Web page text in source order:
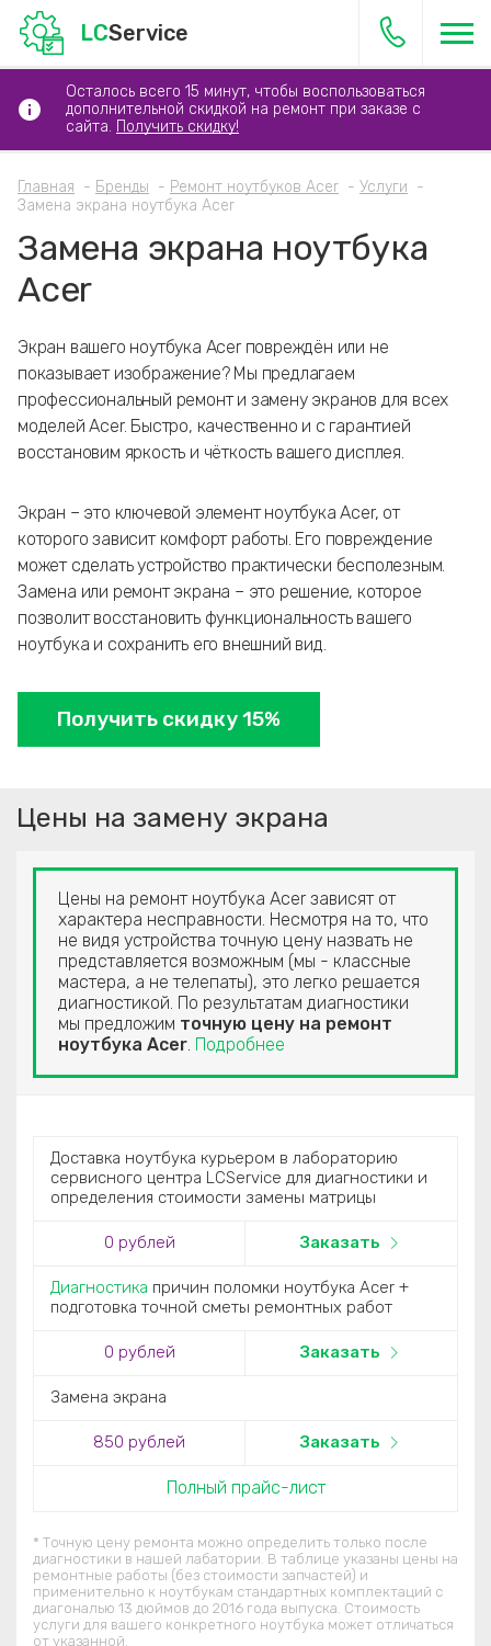
LCService
Осталось всего 15 минут, чтобы воспользоваться
дополнительной скидкой на ремонт при заказе с
сайта. Получить скидку!
Главная Бренды Ремонт ноутбуков Acer
Услуги
Замена экрана ноутбука Acer
Замена экрана ноутбука
Acer
Экран вашего ноутбука Acer повреждён или не
показывает изображение? Мы предлагаем
профессиональный ремонт и замену экранов для всех
моделей Acer. Быстро, качественно и с гарантией
восстановим яркость и чёткость вашего дисплея.
Экран – это ключевой элемент ноутбука Acer, от
которого зависит комфорт работы. Его повреждение
может сделать устройство практически бесполезным.
Замена или ремонт экрана – это решение, которое
позволит восстановить функциональность вашего
ноутбука и сохранить его внешний вид.
Получить скидку 15%
Цены на замену экрана
Цены на ремонт ноутбука Acer зависят от
характера несправности. Несмотря на то, что
не видя устройства точную цену назвать не
представляется возможным (мы - классные
мастера, а не телепаты), это легко решается
диагностикой. По результатам диагностики
мы предложим точную цену на ремонт
ноутбука Acer. Подробнее
Доставка ноутбука курьером в лабораторию
сервисного центра LCService для диагностики и
определения стоимости замены матрицы
0 рублей Заказать
Диагностика причин поломки ноутбука Acer +
подготовка точной сметы ремонтных работ
0 рублей Заказать
Замена экрана
850 рублей Заказать
Полный прайс-лист
* Точную цену ремонта можно определить только после
диагностики в нашей лабатории. В таблице указаны цены на
ремонтные работы (без стоимости запчастей) и
применительно к ноутбукам стандартных комплектаций c
диагональю 13 дюймов до 2016 года выпуска. Стоимость
услуги для вашего конкретного ноутбука может отличаться
от указанной.